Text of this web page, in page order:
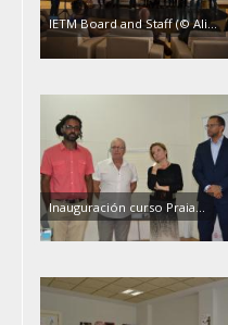
IETM Board and Staff (© Ali...
Inauguración curso Praia...